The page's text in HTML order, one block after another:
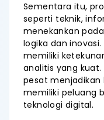
Sementara itu,
seperti teknik,
menekankan
logika dan
memiliki
analitis yang
pesat menjadikan
memiliki peluang
teknologi digital.